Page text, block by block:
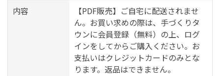
内容
【PDF販売】ご自宅に配送されませ
ん。お買い求めの際は、手づくりタ
ウンに会員登録（無料）の上、ログ
インをしてからご購入ください。お
支払いはクレジットカードのみとな
ります。返品はできません。